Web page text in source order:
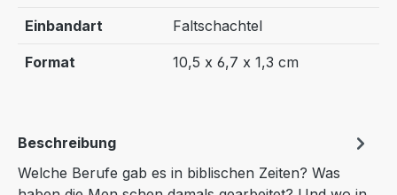
Einbandart Faltschachtel
Format 10,5 x 6,7 x 1,3 cm
Beschreibung
Welche Berufe gab es in biblischen Zeiten? Was